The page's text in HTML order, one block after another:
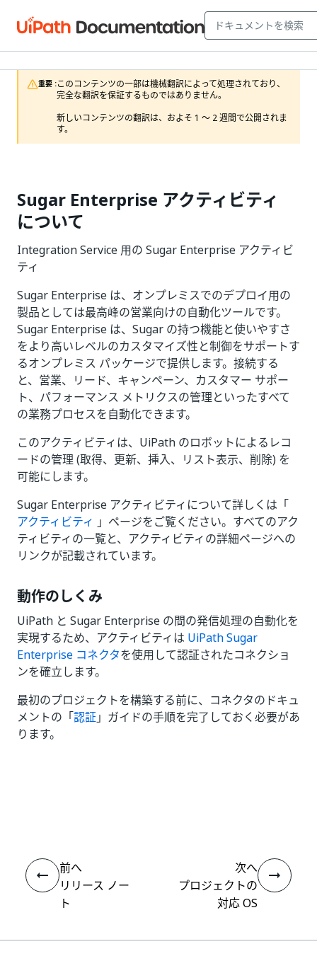
重要 :このコンテンツの一部は機械翻訳によって処理されており、
完全な翻訳を保証するものではありません。
新しいコンテンツの翻訳は、およそ 1 ～ 2 週間で公開されま
す。
Sugar Enterprise アクティビティ
について
Integration Service 用の Sugar Enterprise アクティビ
ティ
Sugar Enterprise は、オンプレミスでのデプロイ用の
製品としては最高峰の営業向けの自動化ツールです。
Sugar Enterprise は、Sugar の持つ機能と使いやすさ
をより高いレベルのカスタマイズ性と制御をサポートす
るオンプレミス パッケージで提供します。接続する
と、営業、リード、キャンペーン、カスタマー サポー
ト、パフォーマンス メトリクスの管理といったすべて
の業務プロセスを自動化できます。
このアクティビティは、UiPath のロボットによるレコ
ードの管理 (取得、更新、挿入、リスト表示、削除) を
可能にします。
Sugar Enterprise アクティビティについて詳しくは「
アクティビティ 」ページをご覧ください。すべてのアク
ティビティの一覧と、アクティビティの詳細ページへの
リンクが記載されています。
動作のしくみ
UiPath と Sugar Enterprise の間の発信処理の自動化を
実現するため、アクティビティは UiPath Sugar
Enterprise コネクタを使用して認証されたコネクショ
ンを確立します。
最初のプロジェクトを構築する前に、コネクタのドキュ
メントの「認証」ガイドの手順を完了しておく必要があ
ります。
前へ
リリース ノー
ト
次へ
プロジェクトの
対応 OS